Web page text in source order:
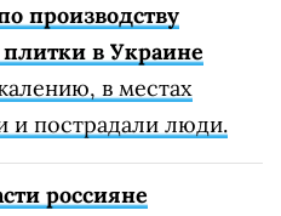
производству
в Украине
в местах
и пострадали люди.
россияне